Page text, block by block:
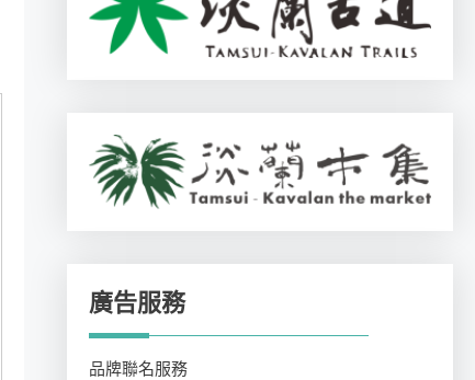
廣告服務
品牌聯名服務